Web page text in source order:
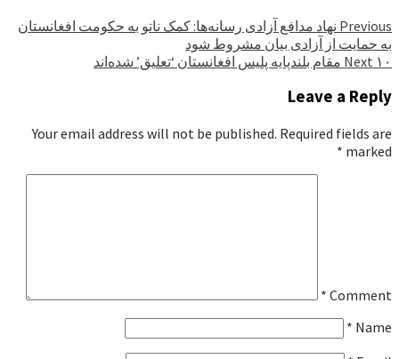
Previous نهاد مدافع آزادی رسانه‌ها: کمک ناتو به حکومت افغانستان
به حمایت از آزادی بیان مشروط شود
Next ۱۰ مقام بلند‌پایه پلیس افغانستان ‘تعلیق’ شده‌اند
Leave a Reply
Your email address will not be published. Required fields are
marked
*
Comment
*
Name
*